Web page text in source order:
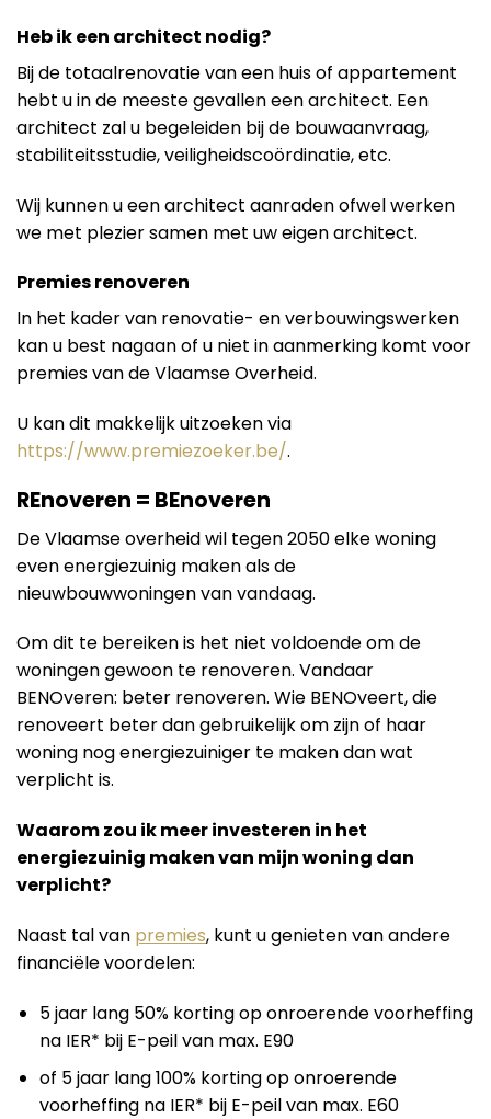
Heb ik een architect nodig?
Bij de totaalrenovatie van een huis of appartement
hebt u in de meeste gevallen een architect. Een
architect zal u begeleiden bij de bouwaanvraag,
stabiliteitsstudie, veiligheidscoördinatie, etc.
Wij kunnen u een architect aanraden ofwel werken
we met plezier samen met uw eigen architect.
Premies renoveren
In het kader van renovatie- en verbouwingswerken
kan u best nagaan of u niet in aanmerking komt voor
premies van de Vlaamse Overheid.
U kan dit makkelijk uitzoeken via
https://www.premiezoeker.be/.
REnoveren = BEnoveren
De Vlaamse overheid wil tegen 2050 elke woning
even energiezuinig maken als de
nieuwbouwwoningen van vandaag.
Om dit te bereiken is het niet voldoende om de
woningen gewoon te renoveren. Vandaar
BENOveren: beter renoveren. Wie BENOveert, die
renoveert beter dan gebruikelijk om zijn of haar
woning nog energiezuiniger te maken dan wat
verplicht is.
Waarom zou ik meer investeren in het
energiezuinig maken van mijn woning dan
verplicht?
Naast tal van premies, kunt u genieten van andere
financiële voordelen:
5 jaar lang 50% korting op onroerende voorheffing
na IER* bij E-peil van max. E90
of 5 jaar lang 100% korting op onroerende
voorheffing na IER* bij E-peil van max. E60